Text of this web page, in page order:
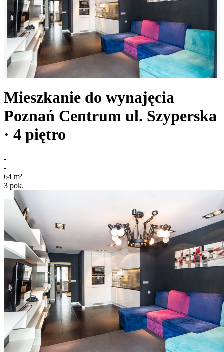
Mieszkanie do wynajęcia
Poznań Centrum ul. Szyperska
· 4 piętro
-
-
64 m²
3 pok.